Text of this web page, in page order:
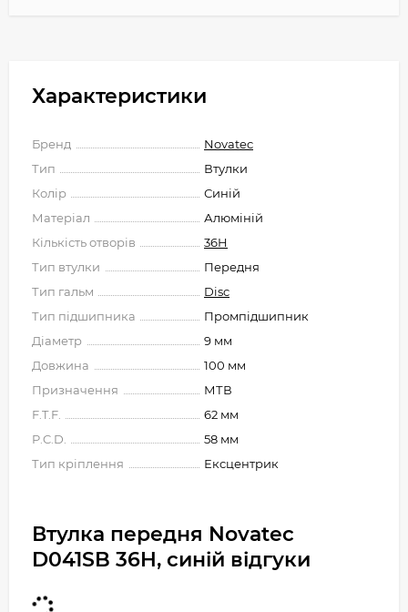
Характеристики
Бренд
Novatec
Тип
Втулки
Колір
Синій
Матеріал
Алюміній
Кількість отворів
36H
Тип втулки
Передня
Тип гальм
Disc
Тип підшипника
Промпідшипник
Діаметр
9 мм
Довжина
100 мм
Призначення
МТВ
F.T.F.
62 мм
P.C.D.
58 мм
Тип кріплення
Ексцентрик
Втулка передня Novatec
D041SB 36H, синій відгуки